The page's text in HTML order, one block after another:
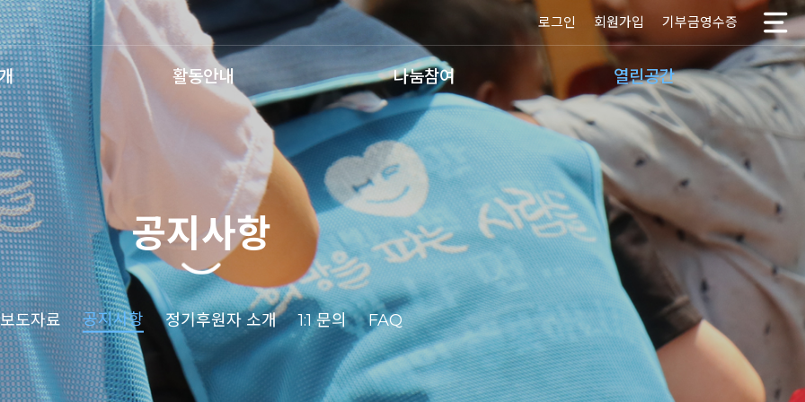
활동안내 나눔참여 열린공간
로그인 회원가입 기부금영수증
공지사항
보도자료 공지사항 정기후원자 소개 1:1 문의 FAQ